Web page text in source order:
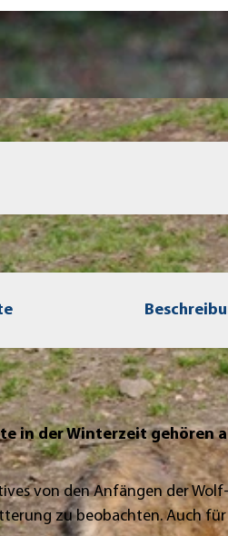
in der Winterzeit gehören
von den Anfängen der
zu beobachten. Auch